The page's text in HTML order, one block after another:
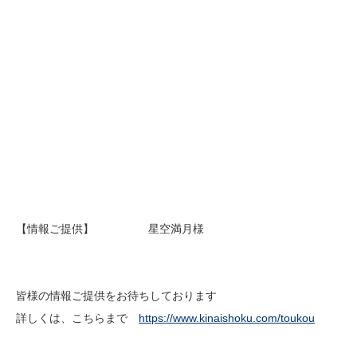
【情報ご提供】 星空満月様
皆様の情報ご提供をお待ちしております
詳しくは、こちらまで https://www.kinaishoku.com/toukou